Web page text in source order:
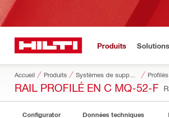
Produits Solutions
Accueil Produits
RAIL PROFILÉ EN C MQ-52-F
Configurator Données techniques